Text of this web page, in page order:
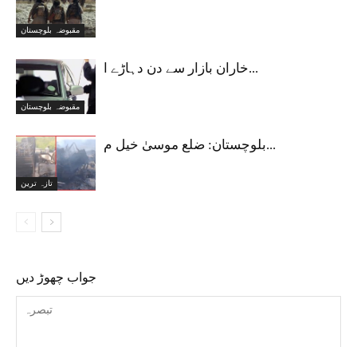
مقبوضہ بلوچستان
مقبوضہ بلوچستان
خاران بازار سے دن دہاڑے ا...
تازہ ترین
بلوچستان: ضلع موسیٰ خیل م...
جواب چھوڑ دیں